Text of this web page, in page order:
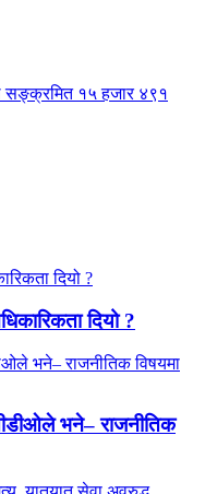
सङ्क्रमित १५ हजार ४९१
दियो ?
भने– राजनीतिक